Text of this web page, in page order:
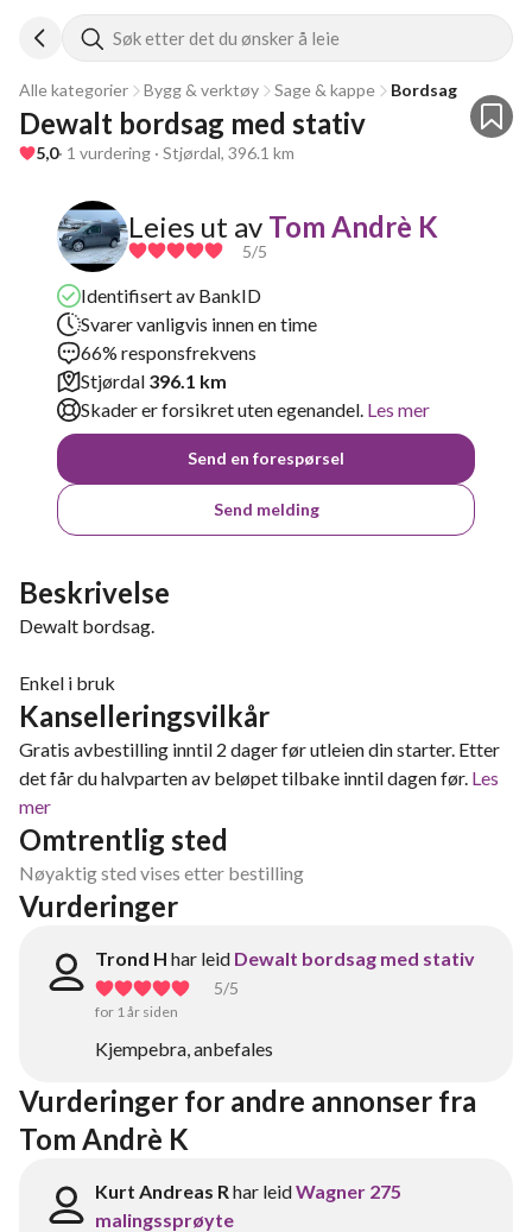
Søk etter det du ønsker å leie
Alle kategorier Bygg & verktøy Sage & kappe Bordsag
Dewalt bordsag med stativ
5,0· 1 vurdering · Stjørdal, 396.1 km
Leies ut av Tom Andrè K
5/5
Identifisert av BankID
Svarer vanligvis innen en time
66% responsfrekvens
Stjørdal 396.1 km
Skader er forsikret uten egenandel. Les mer
Send en forespørsel
Send melding
Beskrivelse
Dewalt bordsag.
Enkel i bruk
Kanselleringsvilkår
Gratis avbestilling inntil 2 dager før utleien din starter. Etter
det får du halvparten av beløpet tilbake inntil dagen før. Les
mer
Omtrentlig sted
Nøyaktig sted vises etter bestilling
Vurderinger
Trond H har leid Dewalt bordsag med stativ
5/5
for 1 år siden
Kjempebra, anbefales
Vurderinger for andre annonser fra
Tom Andrè K
Kurt Andreas Rhar leidWagner 275
malingssprøyte